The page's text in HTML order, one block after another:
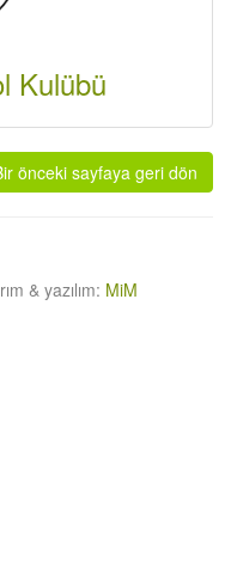
Kulübü
önceki sayfaya geri dön
& yazılım: MiM